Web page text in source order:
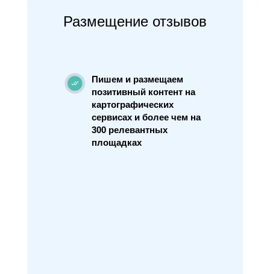
Размещение отзывов
Пишем и размещаем
позитивный контент на
картографических
сервисах и более чем на
300 релевантных
площадках